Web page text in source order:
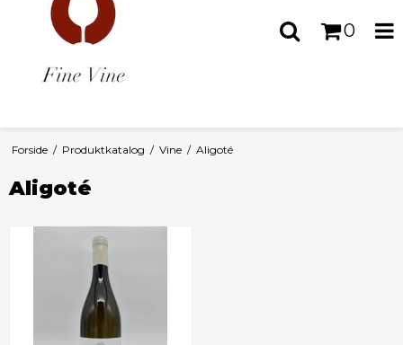
0
Forside / Produktkatalog / Vine / Aligoté
Aligoté